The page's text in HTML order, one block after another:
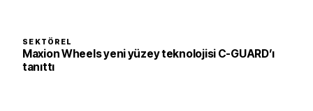
SEKTÖREL
Maxion Wheels yeni yüzey teknolojisi C-GUARD’ı
tanıttı